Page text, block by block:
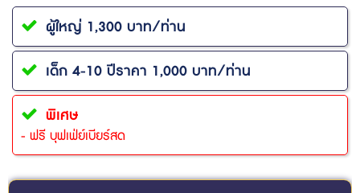
ผู้ใหญ่ 1,300 บาท/ท่าน
เด็ก 4-10 ปีราคา 1,000 บาท/ท่าน
พิเศษ
- ฟรี บุฟเฟ่ย์เบียร์สด